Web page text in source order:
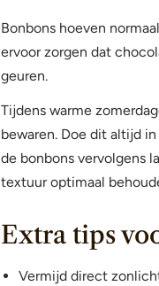
Bonbons hoeven
ervoor zorgen dat
geuren.
Tijdens warme
bewaren. Doe dit altijd in
de bonbons vervolgens
textuur optimaal
Extra tips
Vermijd direct